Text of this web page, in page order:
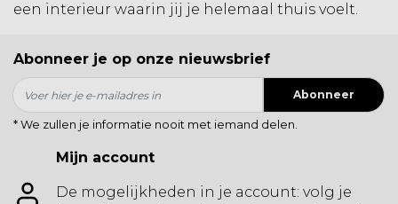
een interieur waarin jij je helemaal thuis voelt.
Abonneer je op onze nieuwsbrief
Abonneer
* We zullen je informatie nooit met iemand delen.
Mijn account
De mogelijkheden in je account: volg je